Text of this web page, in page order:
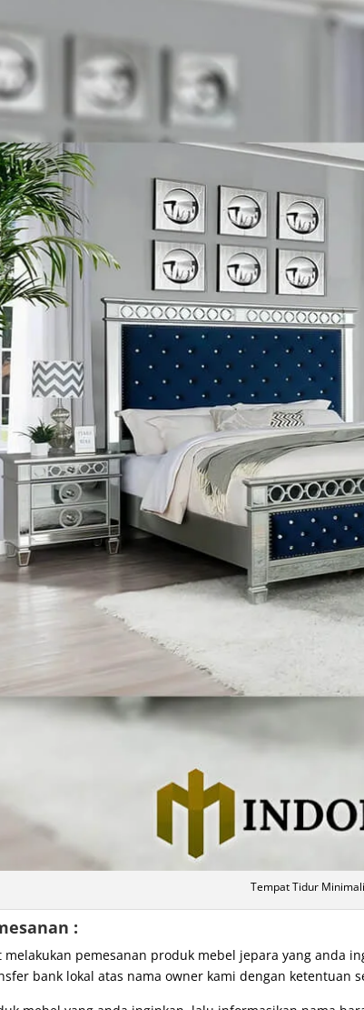
Tempat Tidur
:
melakukan pemesanan produk mebel jepara yang anda
bank lokal atas nama owner kami dengan ketentuan